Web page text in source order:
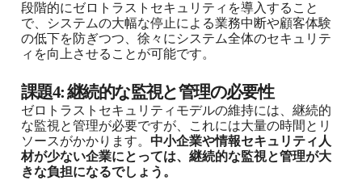
段階的にゼロトラストセキュリティを導入すること
で、システムの大幅な停止による業務中断や顧客体験
の低下を防ぎつつ、徐々にシステム全体のセキュリテ
ィを向上させることが可能です。
課題4: 継続的な監視と管理の必要性
ゼロトラストセキュリティモデルの維持には、継続的
な監視と管理が必要ですが、これには大量の時間とリ
ソースがかかります。 中小企業や情報セキュリティ人
材が少ない企業にとっては、継続的な監視と管理が大
きな負担になるでしょう。